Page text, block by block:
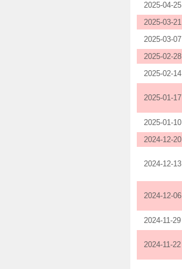
2025-04-25
2025-03-21
2025-03-07
2025-02-28
2025-02-14
2025-01-17
2025-01-10
2024-12-20
2024-12-13
2024-12-06
2024-11-29
2024-11-22